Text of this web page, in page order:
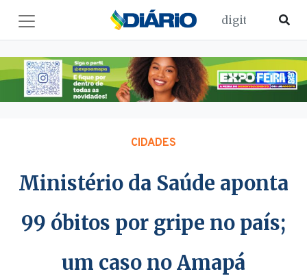
CIDADES
Ministério da Saúde aponta
99 óbitos por gripe no país;
um caso no Amapá